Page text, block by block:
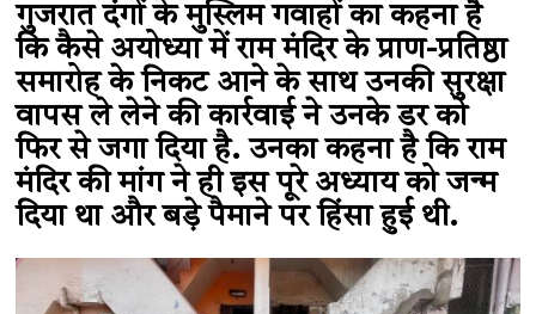
गुजरात दंगों के मुस्लिम गवाहों का कहना है
कि कैसे अयोध्या में राम मंदिर के प्राण-प्रतिष्ठा
समारोह के निकट आने के साथ उनकी सुरक्षा
वापस ले लेने की कार्रवाई ने उनके डर को
फिर से जगा दिया है. उनका कहना है कि राम
मंदिर की मांग ने ही इस पूरे अध्याय को जन्म
दिया था और बड़े पैमाने पर हिंसा हुई थी.